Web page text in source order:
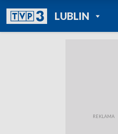
LUBLINPOWRÓT DO
TVP REGIONY